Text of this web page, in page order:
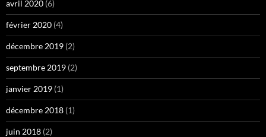
avril 2020 (6)
février 2020 (4)
décembre 2019 (2)
septembre 2019 (2)
janvier 2019 (1)
décembre 2018 (1)
juin 2018 (2)